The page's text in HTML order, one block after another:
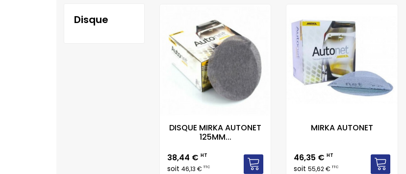
disque
DISQUE MIRKA AUTONET
125MM...
Prix
38,44 € HT
soit 46,13 €TTC
MIRKA AUTONET
Prix
46,35 €HT
soit55,62 €TTC